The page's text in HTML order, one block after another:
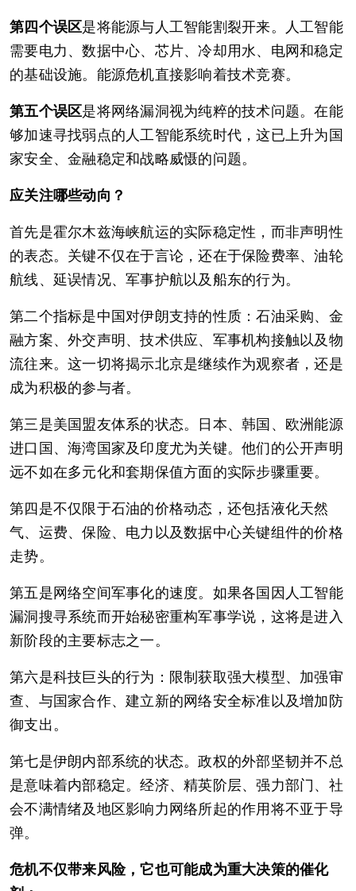
第四个误区是将能源与人工智能割裂开来。人工智能
需要电力、数据中心、芯片、冷却用水、电网和稳定
的基础设施。能源危机直接影响着技术竞赛。
第五个误区是将网络漏洞视为纯粹的技术问题。在能
够加速寻找弱点的人工智能系统时代，这已上升为国
家安全、金融稳定和战略威慑的问题。
应关注哪些动向？
首先是霍尔木兹海峡航运的实际稳定性，而非声明性
的表态。关键不仅在于言论，还在于保险费率、油轮
航线、延误情况、军事护航以及船东的行为。
第二个指标是中国对伊朗支持的性质：石油采购、金
融方案、外交声明、技术供应、军事机构接触以及物
流往来。这一切将揭示北京是继续作为观察者，还是
成为积极的参与者。
第三是美国盟友体系的状态。日本、韩国、欧洲能源
进口国、海湾国家及印度尤为关键。他们的公开声明
远不如在多元化和套期保值方面的实际步骤重要。
第四是不仅限于石油的价格动态，还包括液化天然
气、运费、保险、电力以及数据中心关键组件的价格
走势。
第五是网络空间军事化的速度。如果各国因人工智能
漏洞搜寻系统而开始秘密重构军事学说，这将是进入
新阶段的主要标志之一。
第六是科技巨头的行为：限制获取强大模型、加强审
查、与国家合作、建立新的网络安全标准以及增加防
御支出。
第七是伊朗内部系统的状态。政权的外部坚韧并不总
是意味着内部稳定。经济、精英阶层、强力部门、社
会不满情绪及地区影响力网络所起的作用将不亚于导
弹。
危机不仅带来风险，它也可能成为重大决策的催化